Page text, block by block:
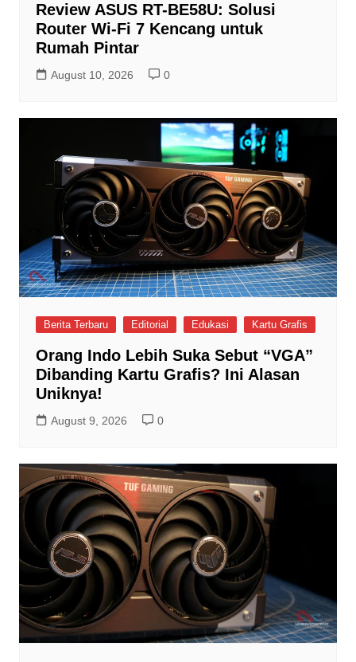
Review ASUS RT-BE58U: Solusi
Router Wi-Fi 7 Kencang untuk
Rumah Pintar
August 10, 2026 0
Berita Terbaru Editorial Edukasi Kartu Grafis
Orang Indo Lebih Suka Sebut “VGA”
Dibanding Kartu Grafis? Ini Alasan
Uniknya!
August 9, 2026 0